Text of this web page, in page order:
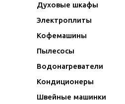
Кофемашины
Пылесосы
Водонагреватели
Кондиционеры
Швейные машинки
Духовые шкафы
Электроплиты